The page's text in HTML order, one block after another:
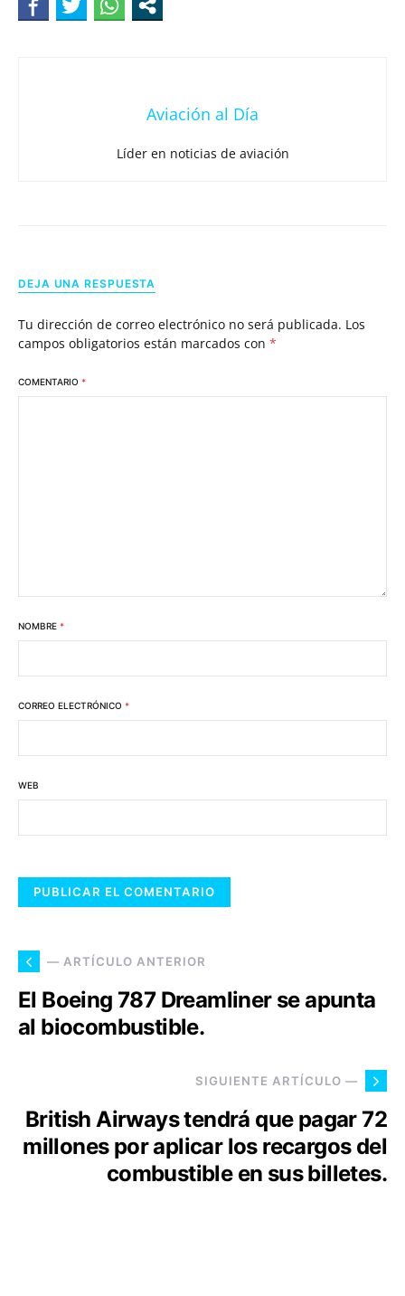
Aviación al Día
Líder en noticias de aviación
DEJA UNA RESPUESTA
Tu dirección de correo electrónico no será publicada. Los
campos obligatorios están marcados con *
COMENTARIO *
NOMBRE *
CORREO ELECTRÓNICO *
WEB
— ARTÍCULO ANTERIOR
El Boeing 787 Dreamliner se apunta
al biocombustible.
SIGUIENTE ARTÍCULO —
British Airways tendrá que pagar 72
millones por aplicar los recargos del
combustible en sus billetes.